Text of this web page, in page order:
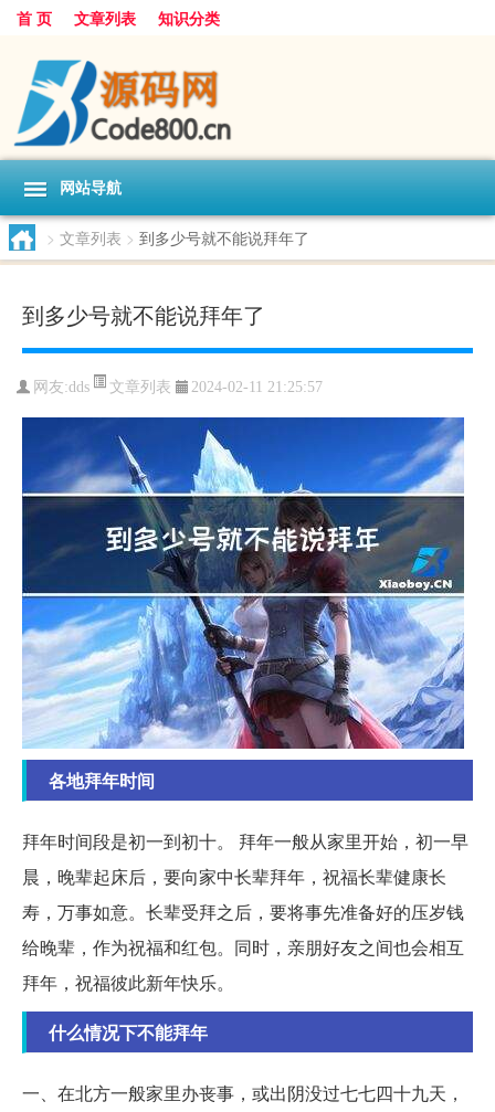
首 页 文章列表 知识分类
网站导航
> 文章列表 > 到多少号就不能说拜年了
到多少号就不能说拜年了
网友:dds 文章列表 2024-02-11 21:25:57
各地拜年时间
拜年时间段是初一到初十。 拜年一般从家里开始，初一早
晨，晚辈起床后，要向家中长辈拜年，祝福长辈健康长
寿，万事如意。长辈受拜之后，要将事先准备好的压岁钱
给晚辈，作为祝福和红包。同时，亲朋好友之间也会相互
拜年，祝福彼此新年快乐。
什么情况下不能拜年
一、在北方一般家里办丧事，或出阴没过七七四十九天，